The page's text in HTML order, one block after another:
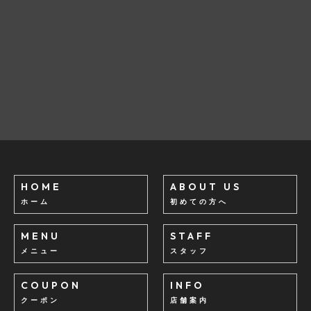
HOME
ホーム
ABOUT US
初めての方へ
MENU
メニュー
STAFF
スタッフ
COUPON
クーポン
INFO
店舗案内